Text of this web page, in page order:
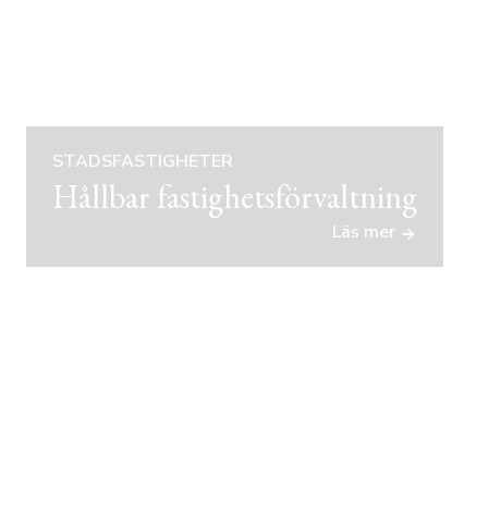
STADSFASTIGHETER
Hållbar fastighetsförvaltning
Läs mer